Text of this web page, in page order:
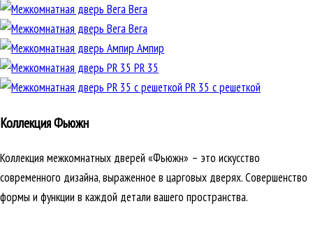
Вега
Вега
Ампир
PR 35
PR 35 с решеткой
Коллекция Фьюжн
Коллекция межкомнатных дверей «Фьюжн» – это искусство
современного дизайна, выраженное в царговых дверях. Совершенство
формы и функции в каждой детали вашего пространства.